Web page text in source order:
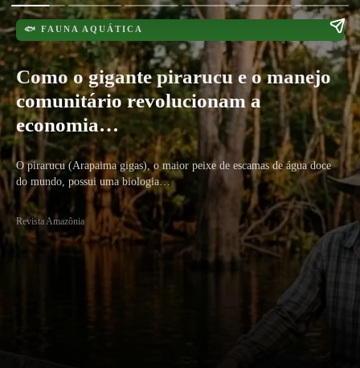
🐟 FAUNA AQUÁTICA
Como o gigante pirarucu e o manejo
comunitário revolucionam a
economia…
O pirarucu (Arapaima gigas), o maior peixe de escamas de água doce
do mundo, possui uma biologia…
Revista Amazônia